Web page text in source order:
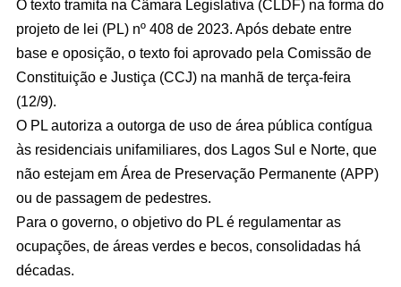
O texto tramita na Câmara Legislativa (CLDF) na forma do
projeto de lei (PL) nº 408 de 2023. Após debate entre
base e oposição, o texto foi aprovado pela Comissão de
Constituição e Justiça (CCJ) na manhã de terça-feira
(12/9).
O PL autoriza a outorga de uso de área pública contígua
às residenciais unifamiliares, dos Lagos Sul e Norte, que
não estejam em Área de Preservação Permanente (APP)
ou de passagem de pedestres.
Para o governo, o objetivo do PL é regulamentar as
ocupações, de áreas verdes e becos, consolidadas há
décadas.